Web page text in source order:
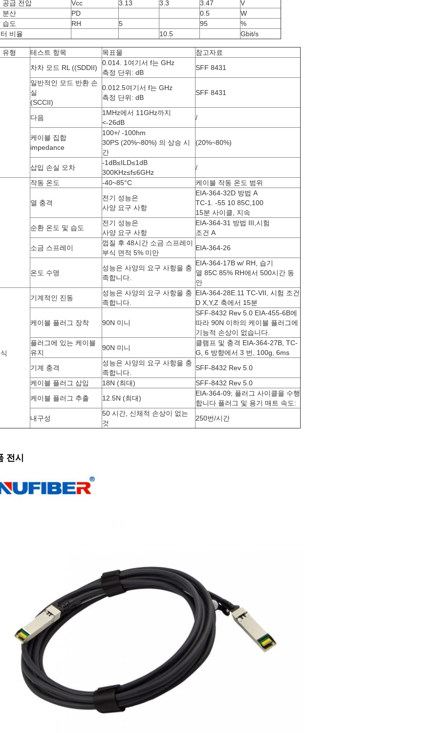
공급 전압
Vcc 3.13 3.3 3.47
V
분산
PD 0.5
W
습도
RH 5 95
%
비율
10.5 Gbit/s
유형 테스트 항목 목표물 참고자료
차차 모드 RL ((SDDII)
0.014. 1 여기서 f는 GHz
측정 단위: dB
SFF 8431
일반적인 모드 반환 손
실
(SCCII)
0.01 2.5여기서 f는 GHz
측정 단위: dB
SFF 8431
다음
1MHz에서 11GHz까지
<-26dB
/
케이블 집합
impedance
100+/ -100hm
30PS (20%~80%) 의 상승 시
간
(20%~80%)
삽입 손실 오차
-1dB≤ILD≤1dB
300KHz≤f≤6GHz
/
작동 온도 -40~85°C 케이블 작동 온도 범위
열 충격
전기 성능은
사양 요구 사항
EIA-364-32D 방법 A
TC-1. -55 10 85C,100
15분 사이클, 지속
순환 온도 및 습도
전기 성능은
사양 요구 사항
EIA-364-31 방법 III,시험
조건 A
소금 스프레이
껍질 후 48시간 소금 스프레이
부식 면적 5% 미만
EIA-364-26
온도 수명
성능은 사양의 요구 사항을 충
족합니다.
EIA-364-17B w/ RH, 습기
열 85C 85% RH에서 500시간 동
안
기계적인 진동
성능은 사양의 요구 사항을 충
족합니다.
EIA-364-28E.11 TC-VII, 시험 조건
D X,Y,Z 축에서 15분
케이블 플러그 장착 90N 미니
SFF-8432 Rev 5.0 EIA-455-6B에
따라 90N 이하의 케이블 플러그에
기능적 손상이 없습니다.
플러그에 있는 케이블
유지
90N 미니
클램프 및 충격 EIA-364-27B, TC-
G, 6 방향에서 3 번, 100g, 6ms
기계 충격
성능은 사양의 요구 사항을 충
족합니다.
SFF-8432 Rev 5.0
케이블 플러그 삽입
18N (최대)
SFF-8432 Rev 5.0
케이블 플러그 추출
12.5N (최대)
EIA-364-09; 플러그 사이클을 수행
합니다 플러그 및 용기 매트 속도:
내구성
50 시간, 신체적 손상이 없는
것
250번/시간
전시